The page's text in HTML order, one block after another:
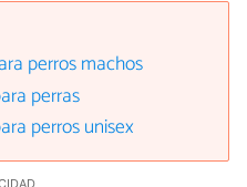
perros machos
perras
perros unisex